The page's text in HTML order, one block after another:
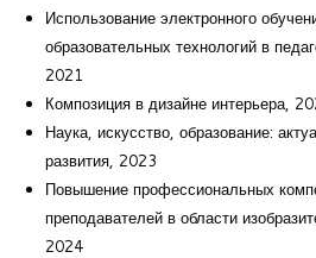
Использование электронного
образовательных технологий в
2021
Композиция в дизайне интерьера,
Наука, искусство, образование:
развития, 2023
Повышение профессиональных
преподавателей в области
2024